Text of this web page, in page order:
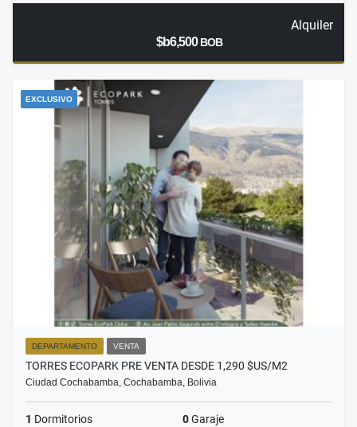
Alquiler
$b6,500BOB
EXCLUSIVO
DEPARTAMENTO VENTA
TORRES ECOPARK PRE VENTA DESDE 1,290 $US/M2
Ciudad Cochabamba, Cochabamba, Bolivia
1 Dormitorios 0Garaje